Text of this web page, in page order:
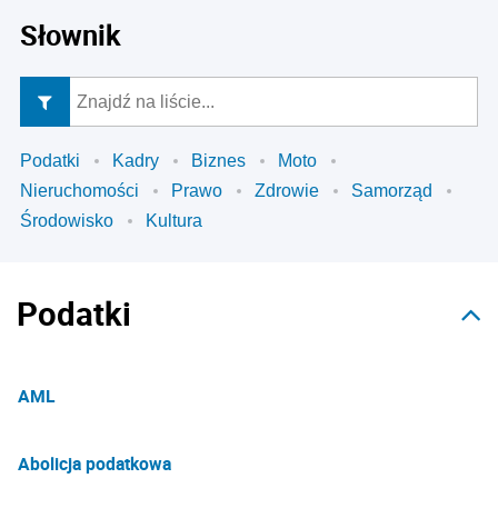
Słownik
Podatki Kadry Biznes
Moto
Nieruchomości
Prawo Zdrowie
Samorząd
Środowisko
Kultura
Podatki
AML
Abolicja podatkowa